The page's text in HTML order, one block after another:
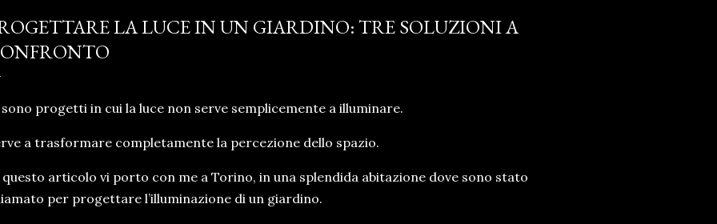
LA LUCE IN UN GIARDINO: TRE SOLUZIONI A
sono progetti in cui la luce non serve semplicemente a illuminare.
a trasformare completamente la percezione dello spazio.
articolo vi porto con me a Torino, in una splendida abitazione dove sono stato
per progettare l’illuminazione di un giardino.